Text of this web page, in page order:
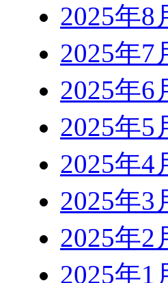
2025年8
2025年7
2025年6
2025年5
2025年4
2025年3
2025年2
2025年1